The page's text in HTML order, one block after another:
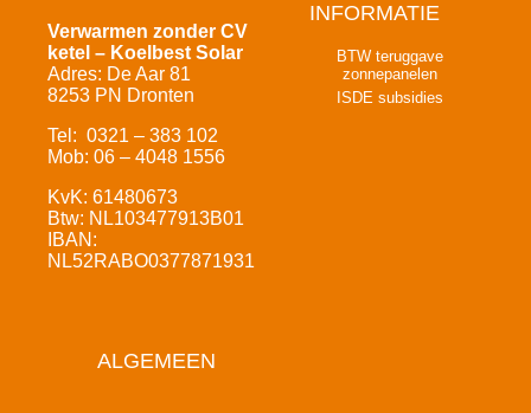
Verwarmen zonder CV
ketel – Koelbest Solar
Adres: De Aar 81
8253 PN Dronten
Tel: 0321 – 383 102
Mob: 06 – 4048 1556
KvK: 61480673
Btw: NL103477913B01
IBAN:
NL52RABO0377871931
INFORMATIE
BTW teruggave
zonnepanelen
ISDE subsidies
ALGEMEEN